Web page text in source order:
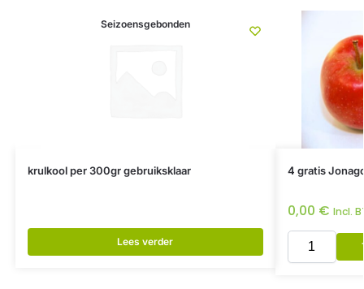
Seizoensgebonden
krulkool per 300gr gebruiksklaar
Lees verder
4 gratis
0,00 € Incl.